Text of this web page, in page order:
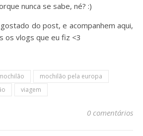
nunca se sabe, né? :)
do post, e acompanhem aqui,
os vlogs que eu fiz <3
mochilão pela europa
viagem
0 comentários